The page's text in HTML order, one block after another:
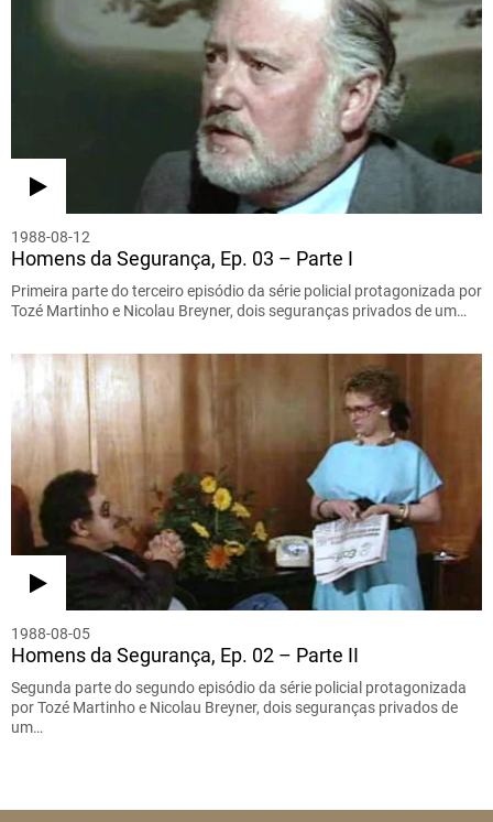
1988-08-12
Homens da Segurança, Ep. 03 – Parte I
Primeira parte do terceiro episódio da série policial protagonizada por
Tozé Martinho e Nicolau Breyner, dois seguranças privados de um…
1988-08-05
Homens da Segurança, Ep. 02 – Parte II
Segunda parte do segundo episódio da série policial protagonizada
por Tozé Martinho e Nicolau Breyner, dois seguranças privados de
um…